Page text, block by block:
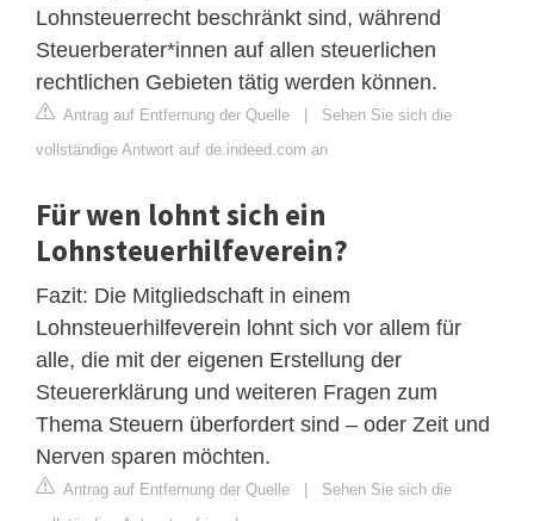
Lohnsteuerrecht beschränkt sind, während
Steuerberater*innen auf allen steuerlichen
rechtlichen Gebieten tätig werden können.
Antrag auf Entfernung der Quelle
Sehen Sie sich die
vollständige Antwort auf de.indeed.com an
Für wen lohnt sich ein
Lohnsteuerhilfeverein?
Fazit: Die Mitgliedschaft in einem
Lohnsteuerhilfeverein lohnt sich vor allem für
alle, die mit der eigenen Erstellung der
Steuererklärung und weiteren Fragen zum
Thema Steuern überfordert sind – oder Zeit und
Nerven sparen möchten.
Antrag auf Entfernung der Quelle
Sehen Sie sich die